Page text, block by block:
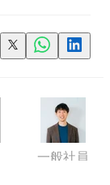
一般社員